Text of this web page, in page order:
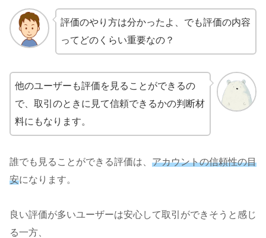
評価のやり方は分かったよ、でも評価の内容
ってどのくらい重要なの？
他のユーザーも評価を見ることができるの
で、取引のときに見て信頼できるかの判断材
料にもなります。
誰でも見ることができる評価は、 アカウントの信頼性の目
安になります。
良い評価が多いユーザーは安心して取引ができそうと感じ
る一方、